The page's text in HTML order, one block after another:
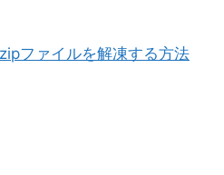
ファイルを解凍する方法